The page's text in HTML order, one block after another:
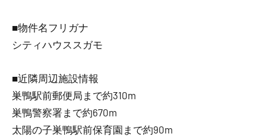
■物件名フリガナ
シティハウススガモ
■近隣周辺施設情報
巣鴨駅前郵便局まで約310m
巣鴨警察署まで約670m
太陽の子巣鴨駅前保育園まで約90m